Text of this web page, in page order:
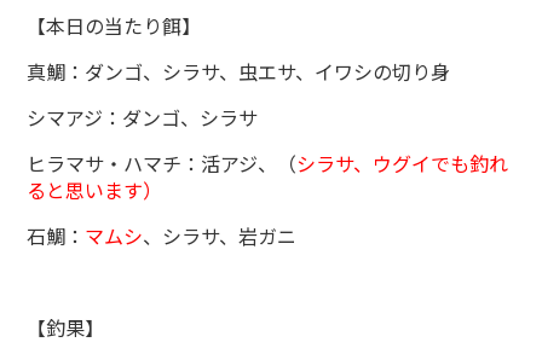
【本日の当たり餌】
真鯛：ダンゴ、シラサ、虫エサ、イワシの切り身
シマアジ：ダンゴ、シラサ
ヒラマサ・ハマチ：活アジ、（シラサ、ウグイでも釣れ
ると思います）
石鯛： マムシ、シラサ、岩ガニ
【釣果】